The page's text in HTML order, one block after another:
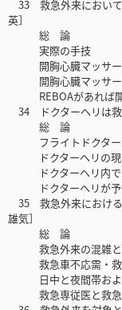
33 救急外来におい
英］
総 論
実際の手技
開胸心臓マッサー
開胸心臓マッサー
REBOAがあれば開
34 ドクターヘリは
総 論
フライトドクター
ドクターヘリの現状
ドクターヘリ内での
ドクターヘリが予
35 救急外来におけ
雄気］
総 論
救急外来の混雑と
救急車不応需・救
日中と夜間帯および
救急専従医と救急